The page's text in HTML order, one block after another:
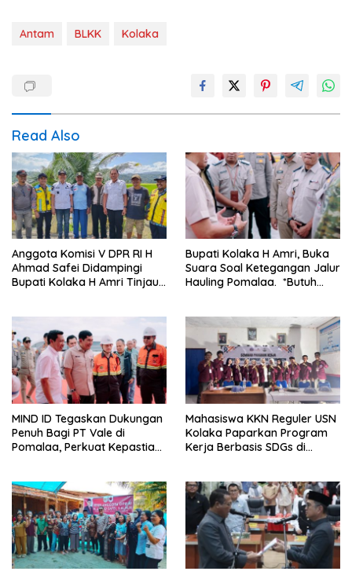
Antam BLKK Kolaka
Read Also
Anggota Komisi V DPR RI H
Ahmad Safei Didampingi
Bupati Kolaka H Amri Tinjau
Wundulako
Bupati Kolaka H Amri, Buka
Suara Soal Ketegangan Jalur
Hauling Pomalaa. *Butuh
Premanisme Industrial
MIND ID Tegaskan Dukungan
Penuh Bagi PT Vale di
Pomalaa, Perkuat Kepastian
Mahasiswa KKN Reguler USN
Kolaka Paparkan Program
Kerja Berbasis SDGs di